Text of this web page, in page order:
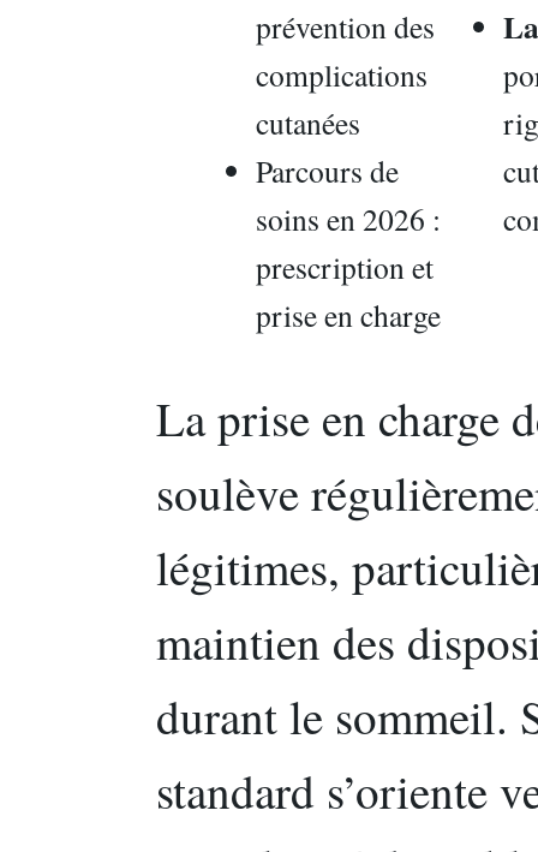
prévention des
complications
cutanées
Parcours de
soins en 2026 :
prescription et
prise en charge
La prise en charge
soulève
légitimes,
maintien des
durant le sommeil.
standard s’oriente